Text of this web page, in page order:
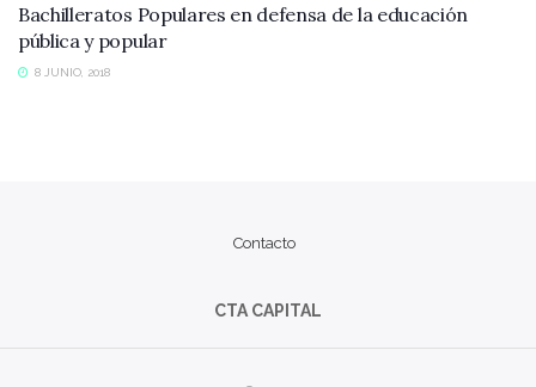
Bachilleratos Populares en defensa de la educación
pública y popular
8 JUNIO, 2018
Contacto
CTA CAPITAL